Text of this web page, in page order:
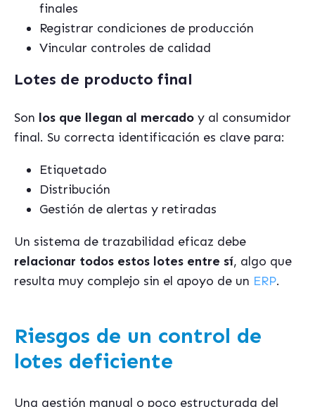
finales
Registrar condiciones de producción
Vincular controles de calidad
Lotes de producto final
Son los que llegan al mercado y al consumidor
final. Su correcta identificación es clave para:
Etiquetado
Distribución
Gestión de alertas y retiradas
Un sistema de trazabilidad eficaz debe
relacionar todos estos lotes entre sí, algo que
resulta muy complejo sin el apoyo de un ERP.
Riesgos de un control de
lotes deficiente
Una gestión manual o poco estructurada del